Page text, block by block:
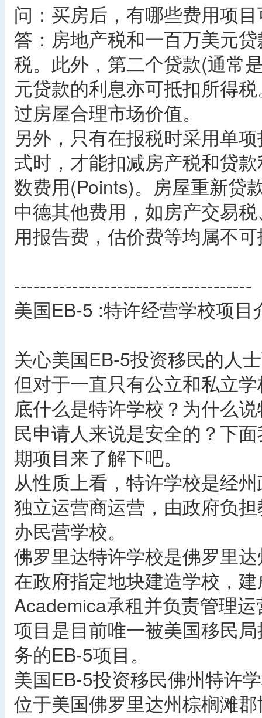
问：买房后，有哪些费用项
答：房地产税和一百万美元
税。此外，第二个贷款(通常
元贷款的利息亦可抵扣所得
过房屋合理市场价值。
另外，只有在报税时采用单
式时，才能扣减房产税和贷
数费用(Points)。房屋重新贷
中德其他费用，如房产交易
用报告费，估价费等均属不
-------------------------------------
美国EB-5 :特许经营学校项目
关心美国EB-5投资移民的人
但对于一直只有公立和私立
底什么是特许学校？为什么
民申请人来说是安全的？下
期项目来了解下吧。
从性质上看，特许学校是经
独立运营商运营，由政府负
办民营学校。
佛罗里达特许学校是佛罗里
在政府指定地块建造学校，
Academica承租并负责管理
项目是目前唯一被美国移民
务的EB-5项目。
美国EB-5投资移民佛州特许
位于美国佛罗里达州棕榈滩